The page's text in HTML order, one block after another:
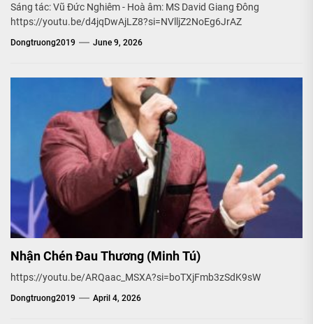
Sáng tác: Vũ Đức Nghiêm - Hoà âm: MS David Giang Đông
https://youtu.be/d4jqDwAjLZ8?si=NVlljZ2NoEg6JrAZ
Dongtruong2019 June 9, 2026
Nhận Chén Đau Thương (Minh Tú)
https://youtu.be/ARQaac_MSXA?si=boTXjFmb3zSdK9sW
Dongtruong2019 April 4, 2026